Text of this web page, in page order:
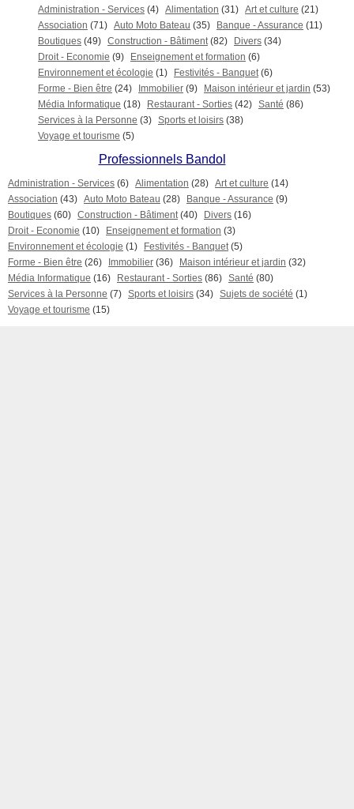
Administration - Services (4) Alimentation (31) Art et culture (21)
Association (71) Auto Moto Bateau (35) Banque - Assurance (11)
Boutiques (49) Construction - Bâtiment (82) Divers (34)
Droit - Economie (9) Enseignement et formation (6)
Environnement et écologie (1) Festivités - Banquet (6)
Forme - Bien être (24) Immobilier (9) Maison intérieur et jardin (53)
Média Informatique (18) Restaurant - Sorties (42) Santé (86)
Services à la Personne (3) Sports et loisirs (38)
Voyage et tourisme (5)
Professionnels Bandol
Administration - Services (6) Alimentation (28) Art et culture (14)
Association (43) Auto Moto Bateau (28) Banque - Assurance (9)
Boutiques (60) Construction - Bâtiment (40) Divers (16)
Droit - Economie (10) Enseignement et formation (3)
Environnement et écologie (1) Festivités - Banquet (5)
Forme - Bien être (26) Immobilier (36) Maison intérieur et jardin (32)
Média Informatique (16) Restaurant - Sorties (86) Santé (80)
Services à la Personne (7) Sports et loisirs (34) Sujets de société (1)
Voyage et tourisme (15)